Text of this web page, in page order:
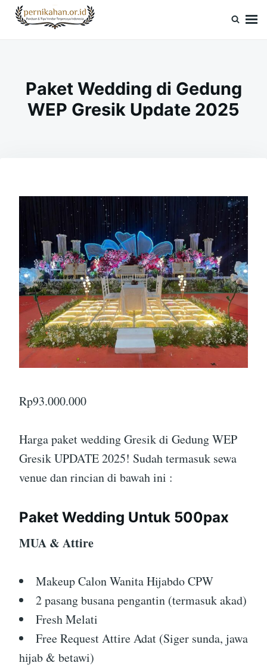
SkipSearch
for:
Paket Wedding di Gedung
WEP Gresik Update 2025
Rp93.000.000
Harga paket wedding Gresik di Gedung WEP
Gresik UPDATE 2025! Sudah termasuk sewa
venue dan rincian di bawah ini :
Paket Wedding Untuk 500pax
MUA & Attire
Makeup Calon Wanita Hijabdo CPW
2 pasang busana pengantin (termasuk akad)
Fresh Melati
Free Request Attire Adat (Siger sunda, jawa
hijab & betawi)